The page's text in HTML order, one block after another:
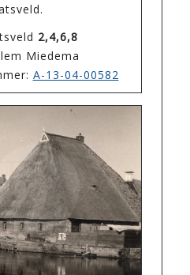
2,4,6,8
Miedema
A-13-04-00582